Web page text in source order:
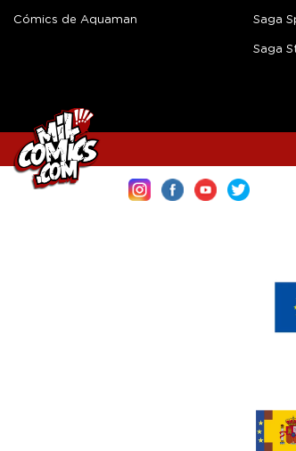
Cómics de Aquaman Saga
Saga